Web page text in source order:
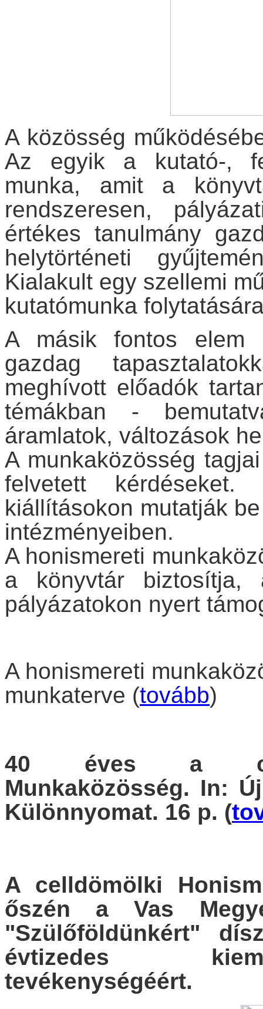
A közösség
Az egyik a kutató-,
munka, amit a
rendszeresen,
értékes tanulmány
helytörténeti
Kialakult egy szellemi
kutatómunka
A másik fontos elem
gazdag
meghívott előadók
témákban -
áramlatok, változások
A munkaközösség
felvetett
kiállításokon mutatják
intézményeiben.
A honismereti
a könyvtár biztosítja,
pályázatokon nyert
A honismereti
munkaterve (tovább)
40 éves a
Munkaközösség. In:
Különnyomat. 16 p. (
A celldömölki
őszén a Vas
"Szülőföldünkért"
évtizedes
tevékenységéért.